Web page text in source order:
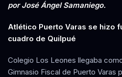
por José Ángel Samaniego.
Atlético Puerto Varas se hizo
cuadro de Quilpué
Colegio Los Leones llegaba
Gimnasio Fiscal de Puerto Varas